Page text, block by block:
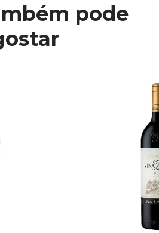
pode